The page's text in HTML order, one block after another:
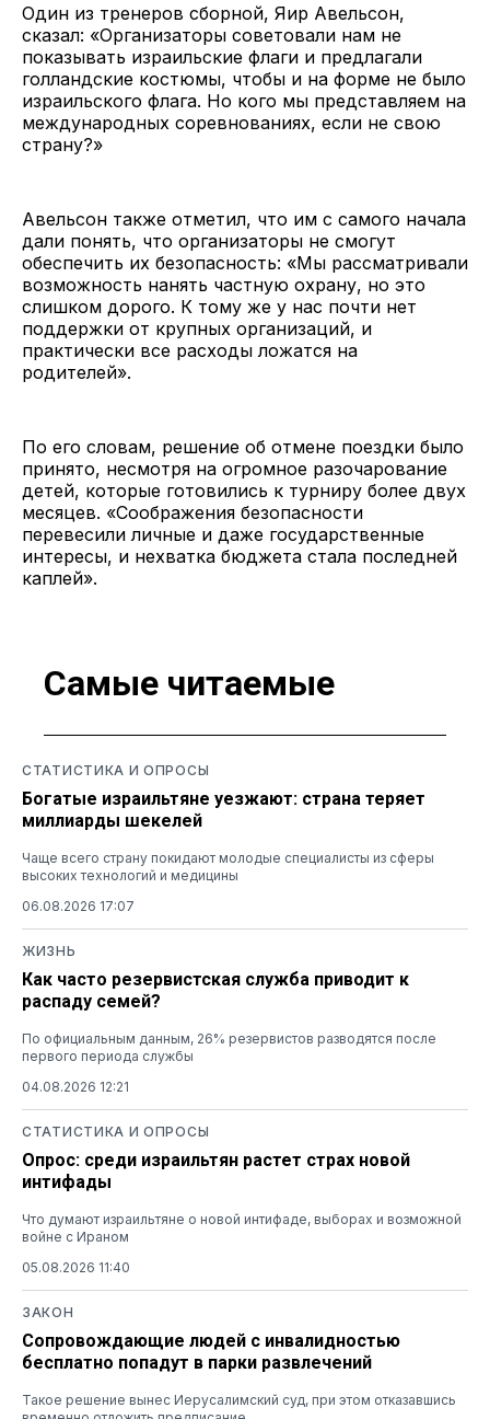
Один из тренеров сборной, Яир Авельсон,
сказал: «Организаторы советовали нам не
показывать израильские флаги и предлагали
голландские костюмы, чтобы и на форме не было
израильского флага. Но кого мы представляем на
международных соревнованиях, если не свою
страну?»
Авельсон также отметил, что им с самого начала
дали понять, что организаторы не смогут
обеспечить их безопасность: «Мы рассматривали
возможность нанять частную охрану, но это
слишком дорого. К тому же у нас почти нет
поддержки от крупных организаций, и
практически все расходы ложатся на
родителей».
По его словам, решение об отмене поездки было
принято, несмотря на огромное разочарование
детей, которые готовились к турниру более двух
месяцев. «Соображения безопасности
перевесили личные и даже государственные
интересы, и нехватка бюджета стала последней
каплей».
Самые читаемые
СТАТИСТИКА И ОПРОСЫ
Богатые израильтяне уезжают: страна теряет
миллиарды шекелей
Чаще всего страну покидают молодые специалисты из сферы
высоких технологий и медицины
06.08.2026 17:07
ЖИЗНЬ
Как часто резервистская служба приводит к
распаду семей?
По официальным данным, 26% резервистов разводятся после
первого периода службы
04.08.2026 12:21
СТАТИСТИКА И ОПРОСЫ
Опрос: среди израильтян растет страх новой
интифады
Что думают израильтяне о новой интифаде, выборах и возможной
войне с Ираном
05.08.2026 11:40
ЗАКОН
Сопровождающие людей с инвалидностью
бесплатно попадут в парки развлечений
Такое решение вынес Иерусалимский суд, при этом отказавшись